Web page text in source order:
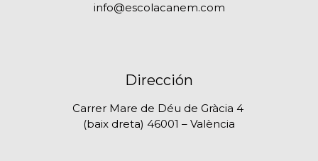
info@escolacanem.com
Dirección
Carrer Mare de Déu de Gràcia 4
(baix dreta) 46001 – València